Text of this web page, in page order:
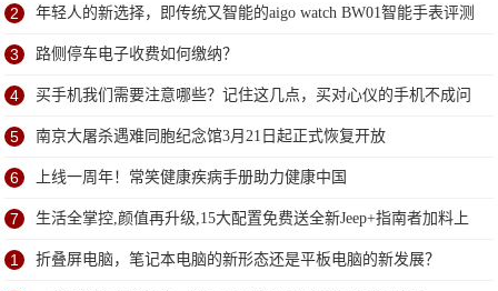
2 年轻人的新选择，即传统又智能的aigo watch BW01智能手表评测
3 路侧停车电子收费如何缴纳？
4 买手机我们需要注意哪些？记住这几点，买对心仪的手机不成问
题
5 南京大屠杀遇难同胞纪念馆3月21日起正式恢复开放
6 上线一周年！常笑健康疾病手册助力健康中国
7 生活全掌控,颜值再升级,15大配置免费送全新Jeep+指南者加料上
市
1 折叠屏电脑，笔记本电脑的新形态还是平板电脑的新发展？